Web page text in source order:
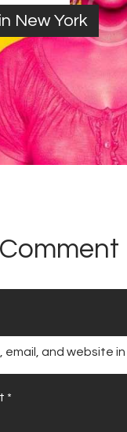
New York
email, and website